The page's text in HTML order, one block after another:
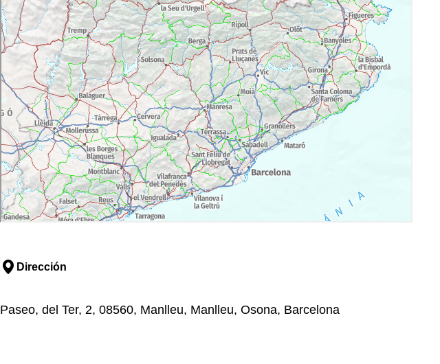
Dirección
Paseo, del Ter, 2, 08560, Manlleu, Manlleu, Osona, Barcelona